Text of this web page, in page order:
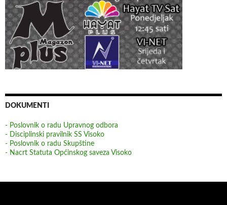
DOKUMENTI
- Poslovnik o radu Upravnog odbora
- Disciplinski pravilnik SS Visoko
- Poslovnik o radu Skupštine
- Nacrt Statuta Općinskog saveza Visoko